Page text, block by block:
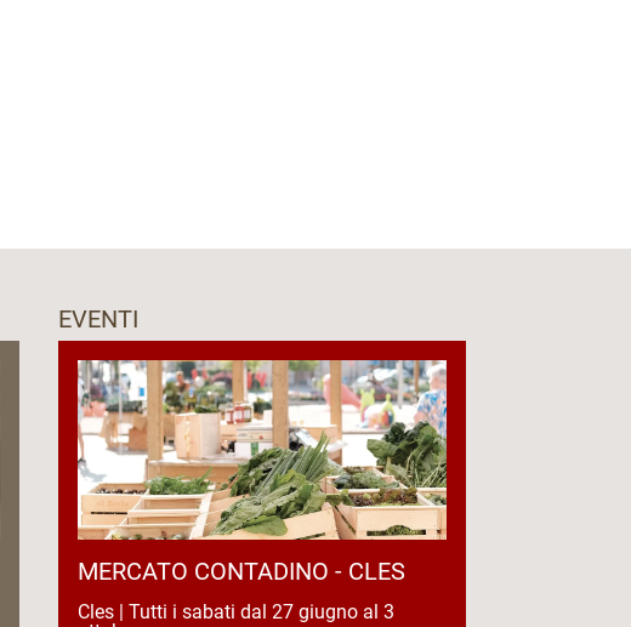
EVENTI
MERCATO CONTADINO - CLES
Cles | Tutti i sabati dal 27 giugno al 3